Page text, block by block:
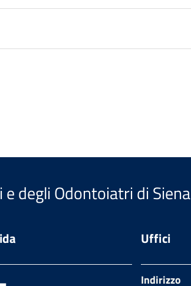
degli Odontoiatri di Siena
Uffici
Indirizzo